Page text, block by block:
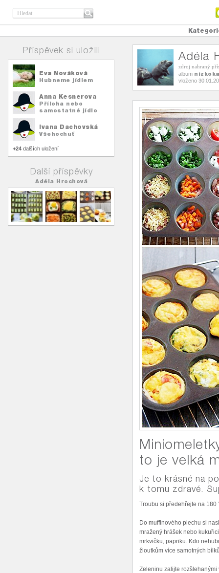
Příspěvek si uložili
Eva Nováková
Hubneme jídlem
Anna Kesnerova
Příloha nebo
samostatné jídlo
Ivana Dachovská
Všehochuť
+24 dalších uložení
Další příspěvky
Adéla Hrochová
Adéla
zdroj nahraný
album
vloženo
to je velká
Je to krásné na
k tomu zdravé.
Troubu si předehřejte na 180
Do muffinového plechu si
mražený hrášek nebo
mrkvičku, papriku. Kdo
žloutkům více samotných
Zeleninu zalijte rozšlehanými